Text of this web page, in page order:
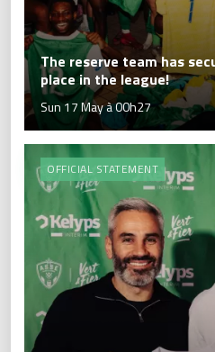
The reserve team has
place in the league!
Sun 17 May à 00h27
OFFICIAL STATEMENT